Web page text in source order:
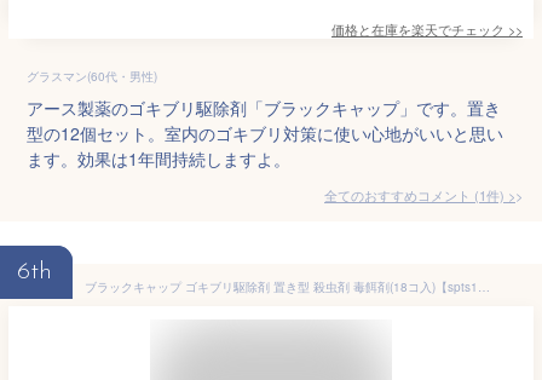
価格と在庫を楽天でチェック >>
グラスマン(60代・男性)
アース製薬のゴキブリ駆除剤「ブラックキャップ」です。置き
型の12個セット。室内のゴキブリ対策に使い心地がいいと思い
ます。効果は1年間持続しますよ。
全てのおすすめコメント (1件) >
6th
ブラックキャップ ゴキブリ駆除剤 置き型 殺虫剤 毒餌剤(18コ入)【spts10】【ブラックキャップ】[ゴキブリ 殺虫剤 駆除剤 ベイト剤 退治 対策 室内 1年]